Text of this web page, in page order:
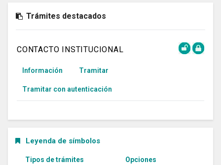
Trámites destacados
CONTACTO INSTITUCIONAL
Información Tramitar
Tramitar con autenticación
Leyenda de símbolos
Tipos de trámites Opciones